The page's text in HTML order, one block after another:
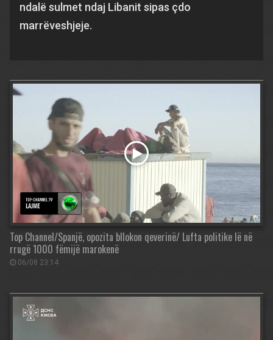
ndalë sulmet ndaj Libanit sipas çdo
marrëveshjeje.
Top Channel/Spanjë, opozita bllokon qeverinë/ Lufta politike lë në
rrugë 1000 fëmijë marokenë
06/08 23:14